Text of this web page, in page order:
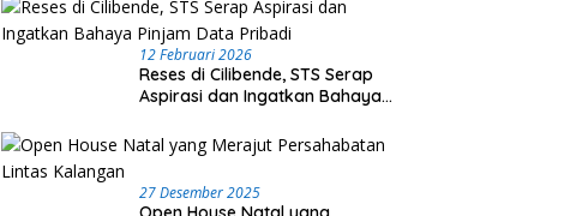
12 Februari 2026
Reses di Cilibende, STS Serap
Aspirasi dan Ingatkan Bahaya
27 Desember 2025